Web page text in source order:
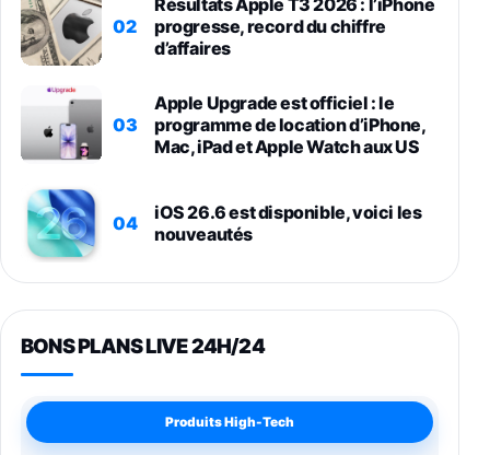
02
Résultats Apple T3 2026 : l’iPhone
progresse, record du chiffre
d’affaires
03
Apple Upgrade est officiel : le
programme de location d’iPhone,
Mac, iPad et Apple Watch aux US
04
iOS 26.6 est disponible, voici les
nouveautés
BONS PLANS LIVE 24H/24
Produits High-Tech